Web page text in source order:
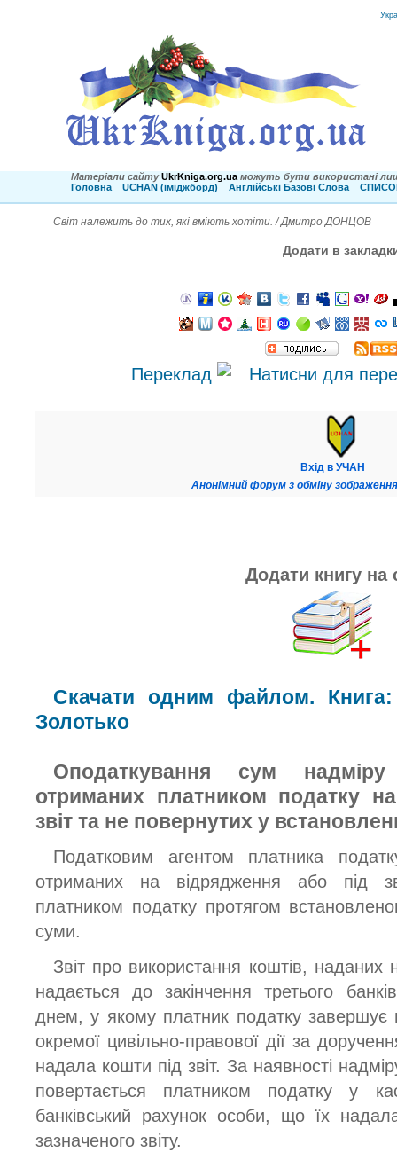
Матеріали сайту UkrKniga.org.ua можуть бути використані
Головна
UCHAN (іміджборд) Англійські Базові Слова
Світ належить до тих, які вміють хотіти. / Дмитро ДОНЦОВ
Додати в
Переклад
Вхід в УЧАН
Анонімний форум з обміну
Додати книгу на
Скачати одним файлом.
Золотько
Оподаткування сум надміру
отриманих платником податку
звіт та не повернутих у
Податковим агентом платника
отриманих на відрядження або під
платником податку протягом
суми.
Звіт про використання коштів, наданих
надається до закінчення третього
днем, у якому платник податку завершує
окремої цивільно-правової дії за
надала кошти під звіт. За наявності
повертається платником податку у
банківський рахунок особи, що їх
зазначеного звіту.